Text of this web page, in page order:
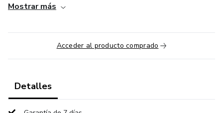
opciones se aplican a todo el mundo. El éxito en cada una
el diseño gráfico, la programación o el marketing digital, así
como de una buena planificación y estrategia empresarial.
Por eso es importante que investigues e identifiques qué
Mostrar más
Acceder al producto comprado
Detalles